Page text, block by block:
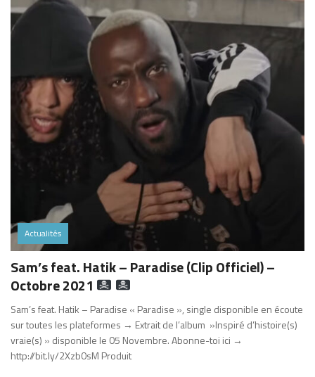
Actualités
Sam’s feat. Hatik – Paradise (Clip Officiel) –
Octobre 2021
Sam’s feat. Hatik – Paradise « Paradise », single disponible en écoute
sur toutes les plateformes → Extrait de l’album »Inspiré d’histoire(s)
vraie(s) » disponible le 05 Novembre. Abonne-toi ici →
http://bit.ly/2Xzb0sM Produit